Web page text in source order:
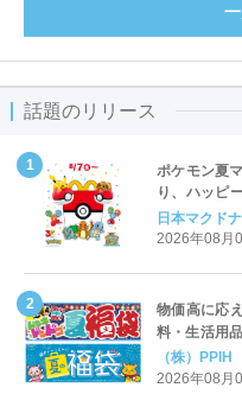
話題のリリース
ポケモン夏
り、ハッピ
定登場
日本マクド
2026年08月
物価高に応
料・生活用
「夏福袋」
（株）PPIH
2026年08月